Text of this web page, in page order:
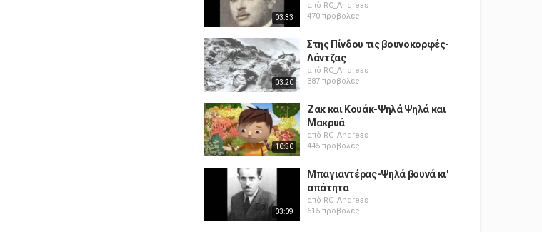
03:33
από RC_Andreas
470 προβολές
03:20
Στης Πίνδου τις βουνοκορφές-
Λάντζας
από RC_Andreas
387 προβολές
10:30
Ζακ και Κουάκ-Ψηλά Ψηλά και
Mακρυά
από RC_Andreas
445 προβολές
03:09
Μπαγιαντέρας-Ψηλά βουνά κι'
απάτητα
από RC_Andreas
615 προβολές